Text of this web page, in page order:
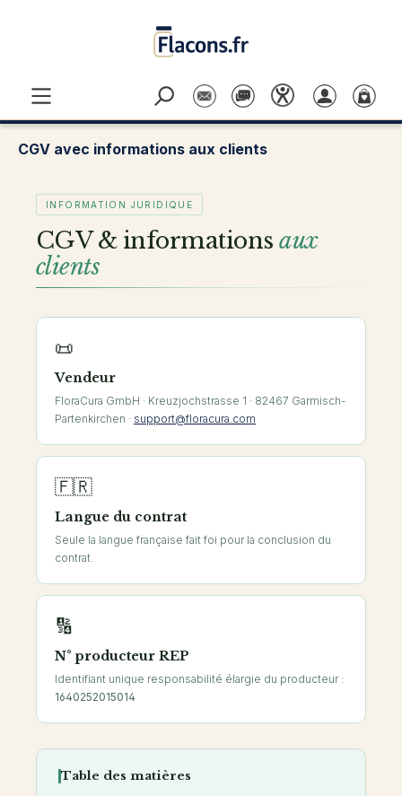
CGV avec informations aux clients
INFORMATION JURIDIQUE
CGV & informationsaux
clients
📜
Vendeur
FloraCura GmbH · Kreuzjochstrasse 1 · 82467 Garmisch-
Partenkirchen · support@floracura.com
🇫🇷
Langue du contrat
Seule la langue française fait foi pour la conclusion du
contrat.
🔢
N° producteur REP
Identifiant unique responsabilité élargie du producteur :
1640252015014
Table des matières